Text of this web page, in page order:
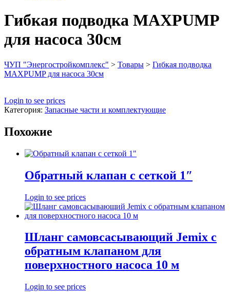
Гибкая подводка MAXPUMP
для насоса 30см
ЧУП "Энергостройкомплекс" > Товары > Гибкая подводка
MAXPUMP для насоса 30см
Login to see prices
Категория: Запасные части и комплектующие
Похожие
Обратный клапан с сеткой 1″
Login to see prices
Шланг самовсасывающий Jemix с
обратным клапаном для
поверхностного насоса 10 м
Login to see prices